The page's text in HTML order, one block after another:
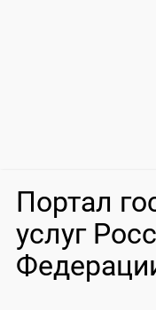
Портал
услуг